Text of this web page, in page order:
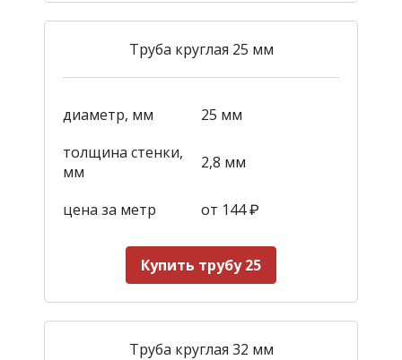
Труба круглая 25 мм
диаметр, мм
25 мм
толщина стенки,
мм
2,8 мм
цена за метр от 144₽
Купить трубу 25
Труба круглая 32 мм